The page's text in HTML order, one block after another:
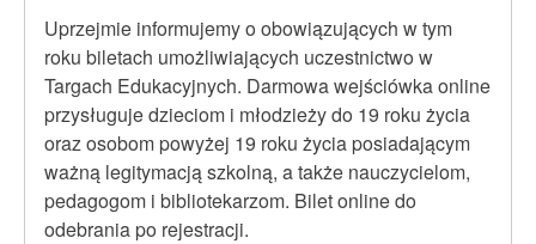
Uprzejmie informujemy o obowiązujących w tym
roku biletach umożliwiających uczestnictwo w
Targach Edukacyjnych. Darmowa wejściówka online
przysługuje dzieciom i młodzieży do 19 roku życia
oraz osobom powyżej 19 roku życia posiadającym
ważną legitymacją szkolną, a także nauczycielom,
pedagogom i bibliotekarzom. Bilet online do
odebrania po rejestracji.